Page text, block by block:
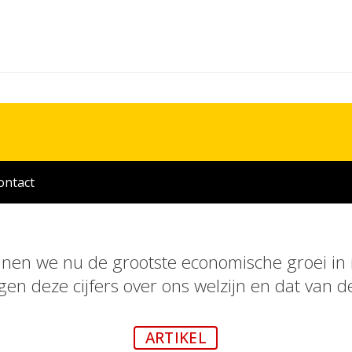
we nu de grootste economische groei
deze cijfers over ons welzijn en dat van
ARTIKEL